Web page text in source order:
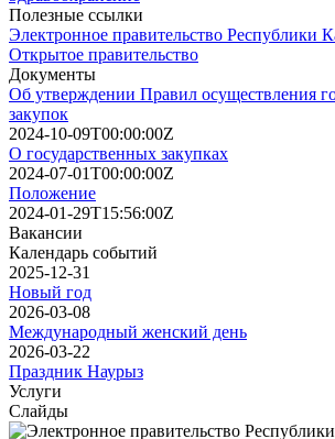
Полезные ссылки
Электронное правительство Республики
Открытое правительство
Документы
Об утверждении Правил осуществления
закупок
2024-10-09T00:00:00Z
О государственных закупках
2024-07-01T00:00:00Z
Положение
2024-01-29T15:56:00Z
Вакансии
Календарь событий
2025-12-31
Новый год
2026-03-08
Международный женский день
2026-03-22
Праздник Наурыз
Услуги
Слайды